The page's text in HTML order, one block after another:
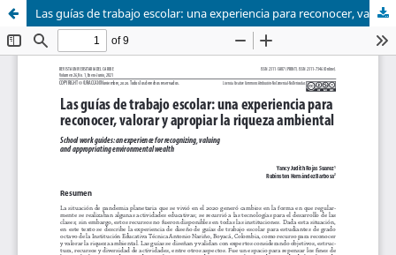
Las guías de trabajo escolar: una experiencia para reconocer, valorar y apropiar la riqueza ambiental